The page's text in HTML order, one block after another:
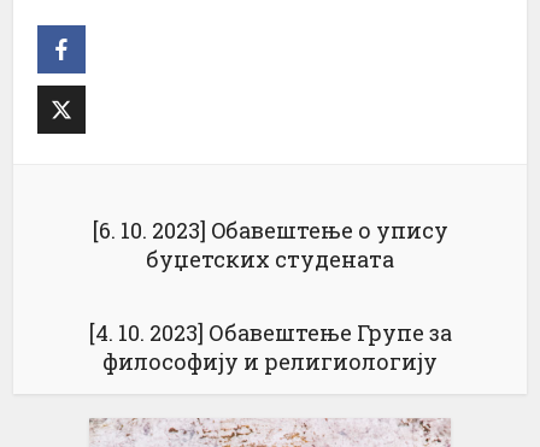
[6. 10. 2023] Oбавештење о упису
буџетских студената
[4. 10. 2023] Обавештење Групе за
философију и религиологију